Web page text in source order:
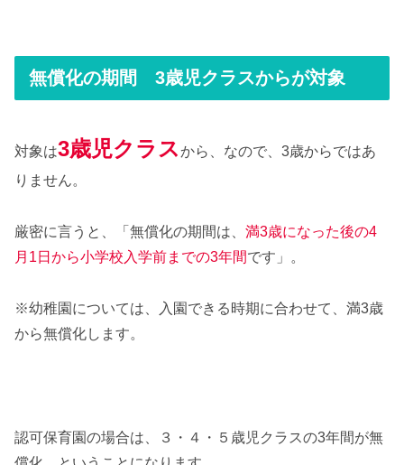
無償化の期間 3歳児クラスからが対象
対象は3歳児クラスから、なので、3歳からではあ
りません。
厳密に言うと、「無償化の期間は、 満3歳になった後の4
月1日から小学校入学前までの3年間です」。
※幼稚園については、入園できる時期に合わせて、満3歳
から無償化します。
認可保育園の場合は、３・４・５歳児クラスの3年間が無